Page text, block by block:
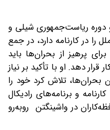
سابقه دو دوره ریاست‌جمهوری شیلی و
در کارنامه دارد، در جمع
پرهیز از بحران‌ها باید
دهد. او با تأکید بر نیاز
بحران‌ها، تلاش کرد خود را
و برنامه‌های رادیکال
در واشینگتن روبه‌رو